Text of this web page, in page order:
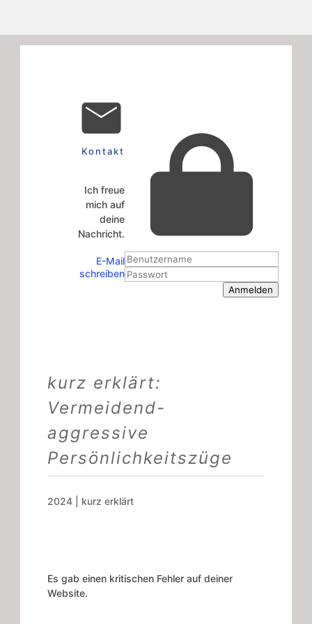
Kontakt
Ich freue
mich auf
deine
Nachricht.
E-Mail
schreiben
Anmelden
kurz erklärt:
Vermeidend-
aggressive
Persönlichkeitszüge
2024 kurz erklärt
Es gab einen kritischen Fehler auf deiner
Website.